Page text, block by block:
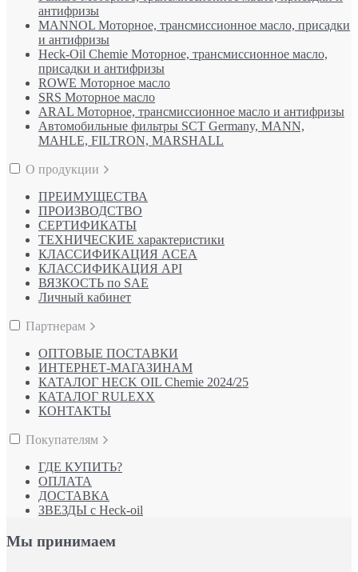
антифризы
MANNOL Моторное, трансмиссионное масло, присадки
и антифризы
Heck-Oil Chemie Моторное, трансмиссионное масло,
присадки и антифризы
ROWE Моторное масло
SRS Моторное масло
ARAL Моторное, трансмиссионное масло и антифризы
Автомобильные фильтры SCT Germany, MANN,
MAHLE, FILTRON, MARSHALL
О продукции
ПРЕИМУЩЕСТВА
ПРОИЗВОДСТВО
СЕРТИФИКАТЫ
ТЕХНИЧЕСКИЕ характеристики
КЛАССИФИКАЦИЯ ACEA
КЛАССИФИКАЦИЯ API
ВЯЗКОСТЬ по SAE
Личный кабинет
Партнерам
ОПТОВЫЕ ПОСТАВКИ
ИНТЕРНЕТ-МАГАЗИНАМ
КАТАЛОГ HECK OIL Chemie 2024/25
КАТАЛОГ RULEXX
КОНТАКТЫ
Покупателям
ГДЕ КУПИТЬ?
ОПЛАТА
ДОСТАВКА
ЗВЕЗДЫ с Heck-oil
Мы принимаем